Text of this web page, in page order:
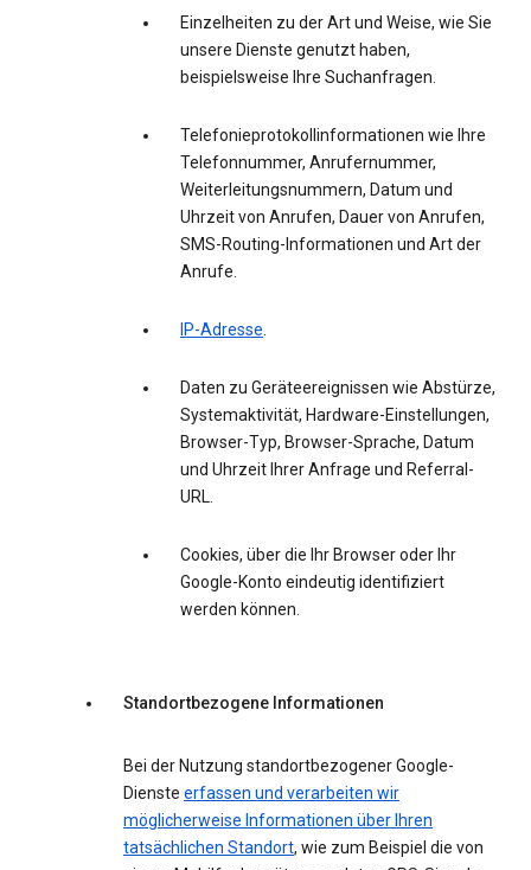
Einzelheiten zu der Art und Weise, wie Sie
unsere Dienste genutzt haben,
beispielsweise Ihre Suchanfragen.
Telefonieprotokollinformationen wie Ihre
Telefonnummer, Anrufernummer,
Weiterleitungsnummern, Datum und
Uhrzeit von Anrufen, Dauer von Anrufen,
SMS-Routing-Informationen und Art der
Anrufe.
IP-Adresse.
Daten zu Geräteereignissen wie Abstürze,
Systemaktivität, Hardware-Einstellungen,
Browser-Typ, Browser-Sprache, Datum
und Uhrzeit Ihrer Anfrage und Referral-
URL.
Cookies, über die Ihr Browser oder Ihr
Google-Konto eindeutig identifiziert
werden können.
Standortbezogene Informationen
Bei der Nutzung standortbezogener Google-
Dienste erfassen und verarbeiten wir
möglicherweise Informationen über Ihren
tatsächlichen Standort, wie zum Beispiel die von